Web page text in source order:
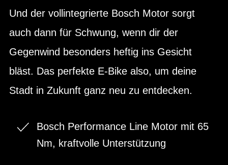
Und der vollintegrierte Bosch Motor sorgt
auch dann für Schwung, wenn dir der
Gegenwind besonders heftig ins Gesicht
bläst. Das perfekte E-Bike also, um deine
Stadt in Zukunft ganz neu zu entdecken.
Bosch Performance Line Motor mit 65
Nm, kraftvolle Unterstützung